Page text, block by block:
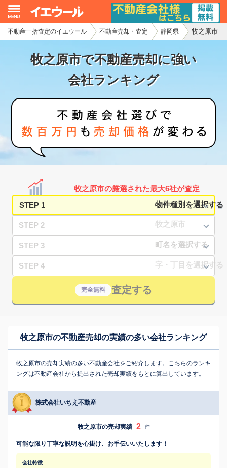
不動産一括査定のイエウール 不動産売却・査定 静岡県 牧之原市
牧之原市で不動産売却に強い
会社ランキング
牧之原市の厳選された最大6社が査定
STEP 1
STEP 2
STEP 3
STEP 4
完全無料 査定する
牧之原市の不動産売却の実績の多い会社ランキング
牧之原市の売却実績の多い不動産会社をご紹介します。こちらのランキ
ングは不動産会社から提出された売却実績をもとに算出しています。
株式会社いちえ不動産
牧之原市の売却実績 2 件
可能な限り丁寧な説明を心掛け、お手伝いいたします！
会社特徴
イエウール加盟希望の不動産会社様
初めての方へ
不動産の売却・一括査定
家査定シミュレーター
お問い合わせ